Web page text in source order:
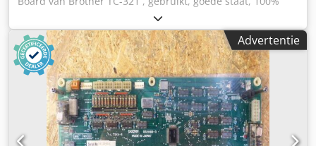
functioneel. Djdpfx Aboi D Uk He Sekr
Advertentie